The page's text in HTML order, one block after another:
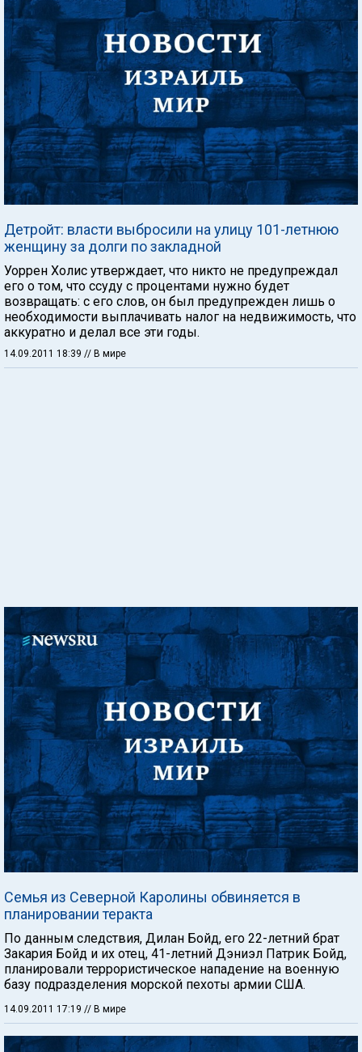
Детройт: власти выбросили на улицу 101-летнюю
женщину за долги по закладной
Уоррен Холис утверждает, что никто не предупреждал
его о том, что ссуду с процентами нужно будет
возвращать: с его слов, он был предупрежден лишь о
необходимости выплачивать налог на недвижимость, что
аккуратно и делал все эти годы.
14.09.2011 18:39 // В мире
Семья из Северной Каролины обвиняется в
планировании теракта
По данным следствия, Дилан Бойд, его 22-летний брат
Закария Бойд и их отец, 41-летний Дэниэл Патрик Бойд,
планировали террористическое нападение на военную
базу подразделения морской пехоты армии США.
14.09.2011 17:19 // В мире